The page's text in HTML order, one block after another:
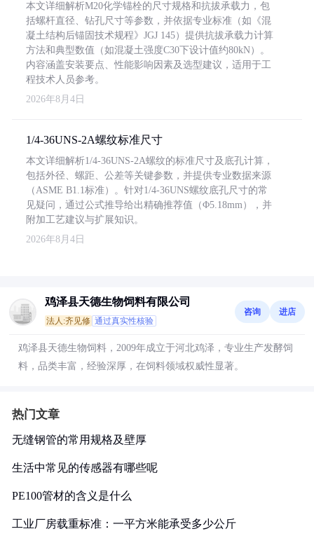
本文详细解析M20化学锚栓的尺寸规格和抗拔承载力，包
括螺杆直径、钻孔尺寸等参数，并依据专业标准（如《混
凝土结构后锚固技术规程》JGJ 145）提供抗拔承载力计算
方法和典型数值（如混凝土强度C30下设计值约80kN）。
内容涵盖安装要点、性能影响因素及选型建议，适用于工
程技术人员参考。
2026年8月4日
1/4-36UNS-2A螺纹标准尺寸
本文详细解析1/4-36UNS-2A螺纹的标准尺寸及底孔计算，
包括外径、螺距、公差等关键参数，并提供专业数据来源
（ASME B1.1标准）。针对1/4-36UNS螺纹底孔尺寸的常
见疑问，通过公式推导给出精确推荐值（Φ5.18mm），并
附加工艺建议与扩展知识。
2026年8月4日
鸡泽县天德生物饲料有限公司
法人:齐见修 通过真实性核验
咨询 进店
鸡泽县天德生物饲料，2009年成立于河北鸡泽，专业生产发酵饲
料，品类丰富，经验深厚，在饲料领域权威性显著。
热门文章
无缝钢管的常用规格及壁厚
生活中常见的传感器有哪些呢
PE100管材的含义是什么
工业厂房载重标准：一平方米能承受多少公斤